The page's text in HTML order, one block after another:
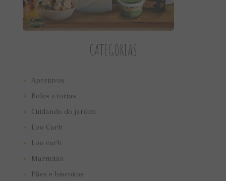
CATEGORIAS
Aperitivos
Bolos e tortas
Cuidando do jardim
Low Carb
Low carb
Marmitas
Pães e biscoitos